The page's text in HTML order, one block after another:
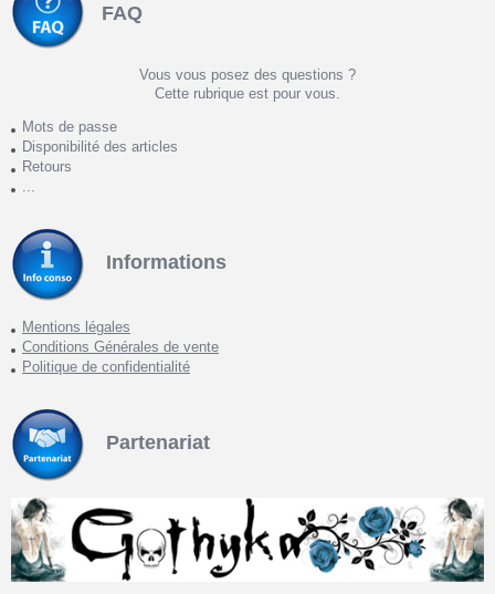
FAQ
Vous vous posez des questions ?
Cette rubrique est pour vous.
Mots de passe
Disponibilité des articles
Retours
...
Informations
Mentions légales
Conditions Générales de vente
Politique de confidentialité
Partenariat